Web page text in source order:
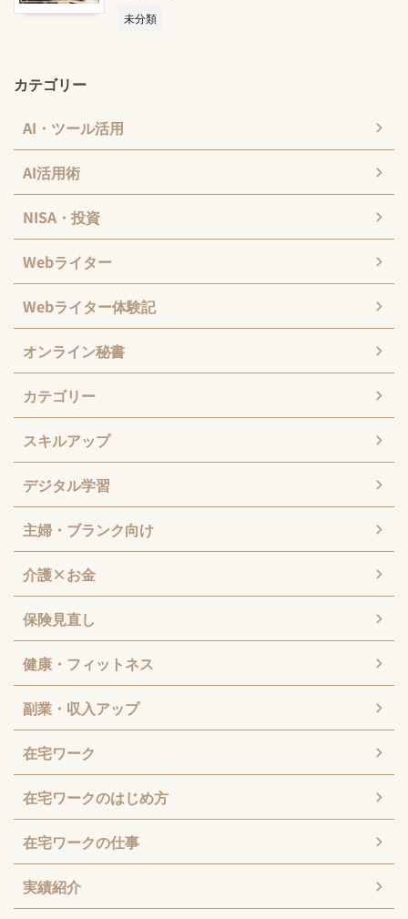
未分類
カテゴリー
AI・ツール活用
AI活用術
NISA・投資
Webライター
Webライター体験記
オンライン秘書
カテゴリー
スキルアップ
デジタル学習
主婦・ブランク向け
介護×お金
保険見直し
健康・フィットネス
副業・収入アップ
在宅ワーク
在宅ワークのはじめ方
在宅ワークの仕事
実績紹介